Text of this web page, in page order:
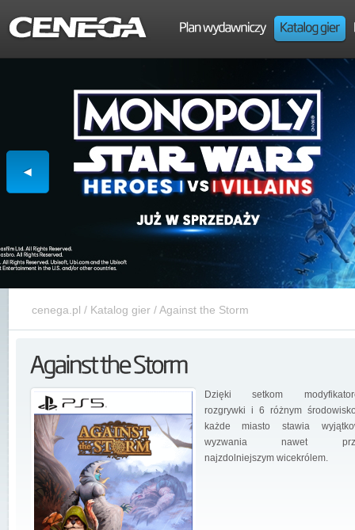
cenega.pl / Katalog gier/Against the Storm
Dzięki setkom
rozgrywki i 6 różnym
każde miasto stawia
wyzwania nawet
najzdolniejszym wicekrólem.